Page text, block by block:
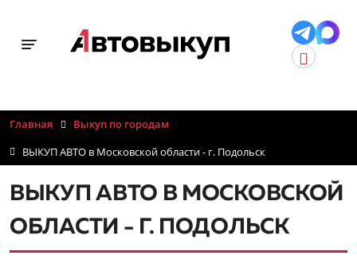
Toggle navigation
ВЫКУП АВТО В МОСКОВСКОЙ
ОБЛАСТИ - Г. ПОДОЛЬСК
Главная
Выкуп по городам
ВЫКУП АВТО в Московской области - г. Подольск